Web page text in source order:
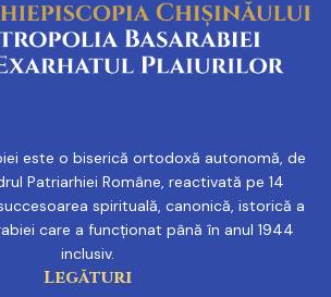
este o biserică ortodoxă autonomă, de
Patriarhiei Române, reactivată pe 14
spirituală, canonică, istorică a
care a funcționat până în anul 1944
inclusiv.
Legături